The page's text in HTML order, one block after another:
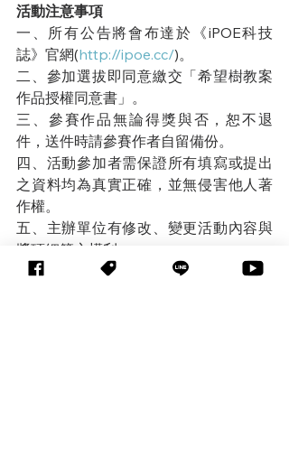
活動注意事項
一、所有公告將會布達於《iPOE科技
誌》官網(http://ipoe.cc/)。
二、參加選拔即同意繳交「希望樹教案
作品授權同意書」。
三、參賽作品無論得獎與否，恕不退
件，送件時請參賽作者自留備份。
四、活動參加者需保證所有填寫或提出
之資料均為真實正確，並無侵害他人著
作權。
五、主辦單位有修改、變更活動內容與
獎項細節之權利。
六、凡參加報名者，視為已閱讀並完全